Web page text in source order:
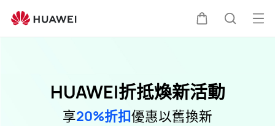
Renewal
車
打
HUAWEI折抵煥新活動
享20%折扣優惠以舊換新